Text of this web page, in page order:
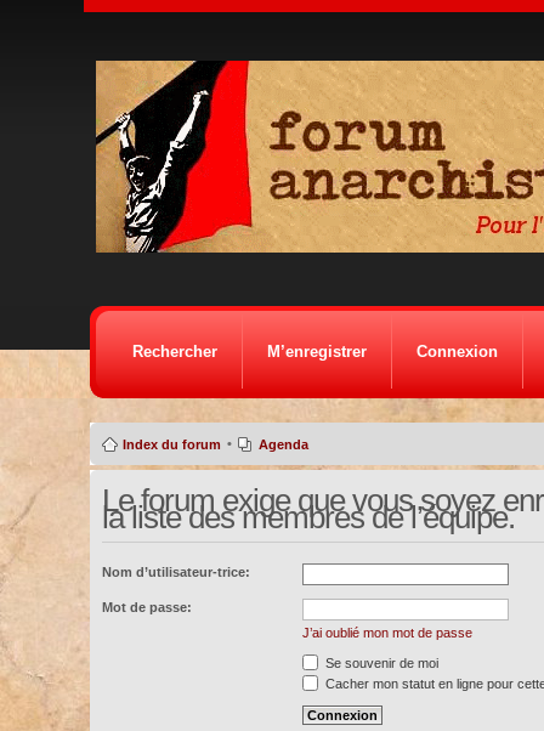
Rechercher M’enregistrer Connexion
Index du forum • Agenda
Le forum exige que vous soyez
la liste des membres de l’équipe.
Nom d’utilisateur-trice:
Mot de passe:
J’ai oublié mon mot de passe
Se souvenir de moi
Cacher mon statut en ligne pour